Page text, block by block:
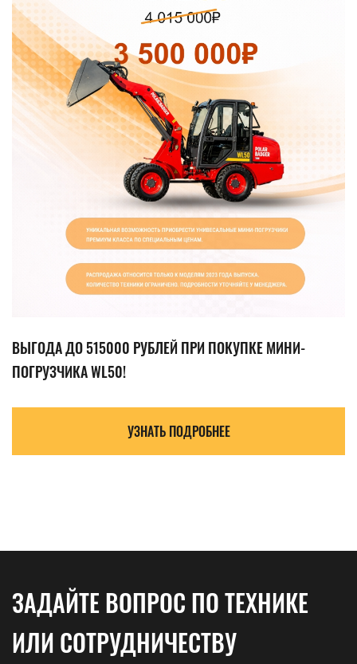
ВЫГОДА ДО 515000 РУБЛЕЙ ПРИ ПОКУПКЕ МИНИ-
ПОГРУЗЧИКА WL50!
УЗНАТЬ ПОДРОБНЕЕ
ЗАДАЙТЕ ВОПРОС ПО ТЕХНИКЕ
ИЛИ СОТРУДНИЧЕСТВУ